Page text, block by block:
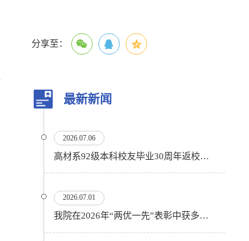
分享至：
最新新闻
2026.07.06
高材系92级本科校友毕业30周年返校活动顺利举行
2026.07.01
我院在2026年“两优一先”表彰中获多项殊荣